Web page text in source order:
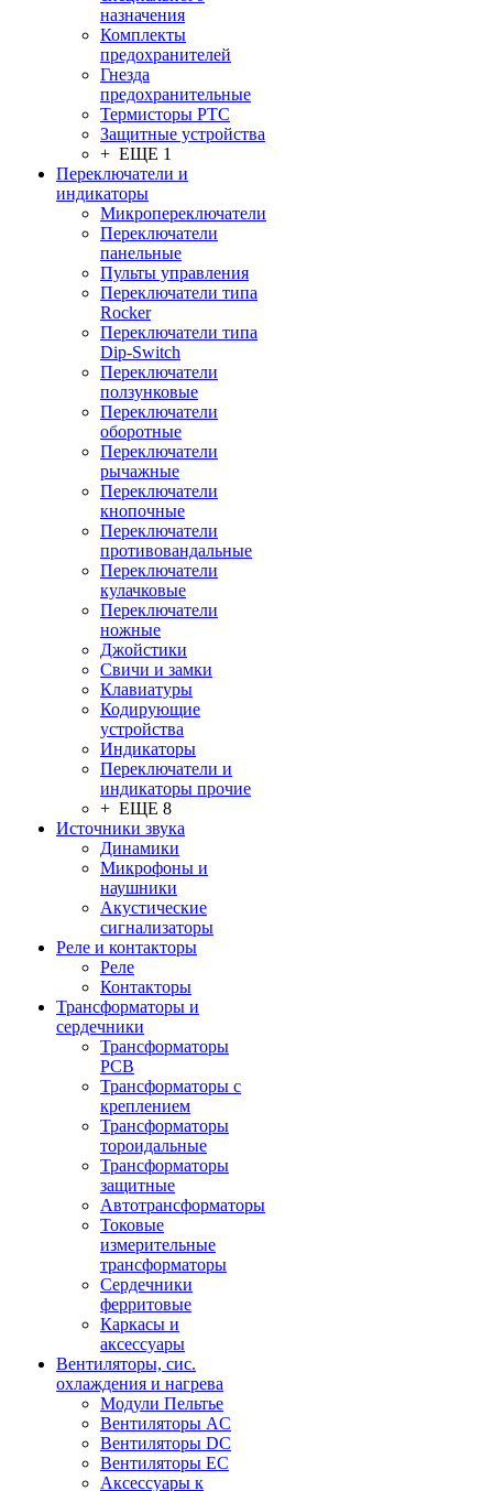
назначения
Комплекты
предохранителей
Гнезда
предохранительные
Термисторы PTC
Защитные устройства
+ ЕЩЕ 1
Переключатели и
индикаторы
Микропереключатели
Переключатели
панельные
Пульты управления
Переключатели типа
Rocker
Переключатели типа
Dip-Switch
Переключатели
ползунковые
Переключатели
оборотные
Переключатели
рычажные
Переключатели
кнопочные
Переключатели
противовандальные
Переключатели
кулачковые
Переключатели
ножные
Джойстики
Свичи и замки
Клавиатуры
Кодирующие
устройства
Индикаторы
Переключатели и
индикаторы прочие
+ ЕЩЕ 8
Источники звука
Динамики
Микрофоны и
наушники
Акустические
сигнализаторы
Реле и контакторы
Реле
Контакторы
Трансформаторы и
сердечники
Трансформаторы
PCB
Трансформаторы с
креплением
Трансформаторы
тороидальные
Трансформаторы
защитные
Автотрансформаторы
Токовые
измерительные
трансформаторы
Сердечники
ферритовые
Каркасы и
аксессуары
Вентиляторы, сис.
охлаждения и нагрева
Модули Пельтье
Вентиляторы AC
Вентиляторы DC
Вентиляторы EC
Аксессуары к